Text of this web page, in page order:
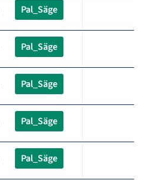
Pal_Säge
Pal_Säge
Pal_Säge
Pal_Säge
Pal_Säge